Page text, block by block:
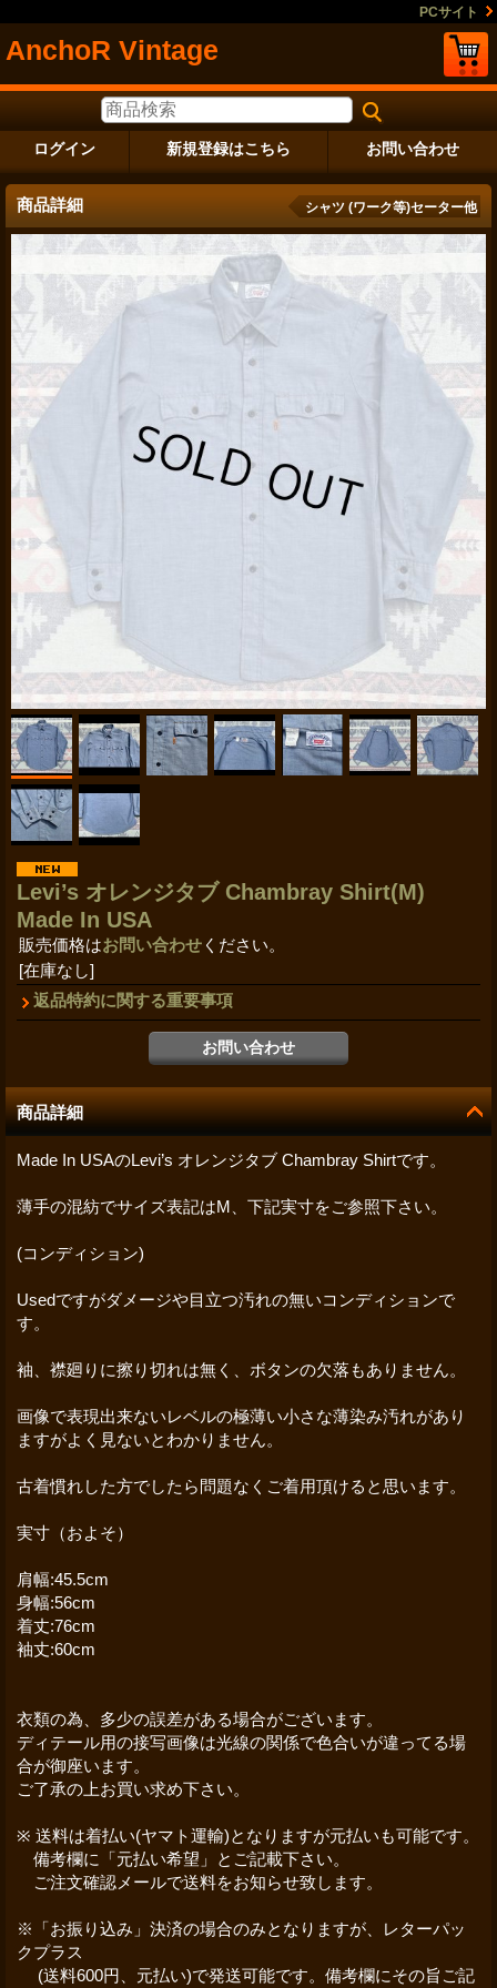
PCサイト
AnchoR Vintage
ログイン 新規登録はこちら お問い合わせ
商品詳細 シャツ (ワーク等)セーター他
Levi’s オレンジタブ Chambray Shirt(M)
Made In USA
販売価格はお問い合わせ ください。
[在庫なし]
返品特約に関する重要事項
商品詳細
Made In USAのLevi’s オレンジタブ Chambray Shirtです。
薄手の混紡でサイズ表記はM、下記実寸をご参照下さい。
(コンディション)
Usedですがダメージや目立つ汚れの無いコンディションで
す。
袖、襟廻りに擦り切れは無く、ボタンの欠落もありません。
画像で表現出来ないレベルの極薄い小さな薄染み汚れがあり
ますがよく見ないとわかりません。
古着慣れした方でしたら問題なくご着用頂けると思います。
実寸（およそ）
肩幅:45.5cm
身幅:56cm
着丈:76cm
袖丈:60cm
衣類の為、多少の誤差がある場合がございます。
ディテール用の接写画像は光線の関係で色合いが違ってる場
合が御座います。
ご了承の上お買い求め下さい。
※ 送料は着払い(ヤマト運輸)となりますが元払いも可能です。
備考欄に「元払い希望」とご記載下さい。
ご注文確認メールで送料をお知らせ致します。
※「お振り込み」決済の場合のみとなりますが、レターパッ
クプラス
(送料600円、元払い)で発送可能です。備考欄にその旨ご記